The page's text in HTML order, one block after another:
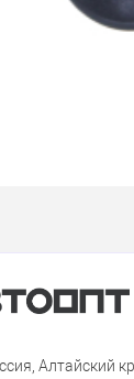
Алтайский